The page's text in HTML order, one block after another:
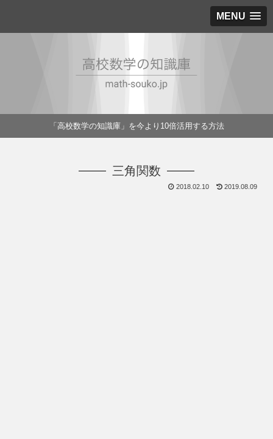
MENU
「高校数学の知識庫」を今より10倍活用する方法
三角関数
2018.02.10 2019.08.09